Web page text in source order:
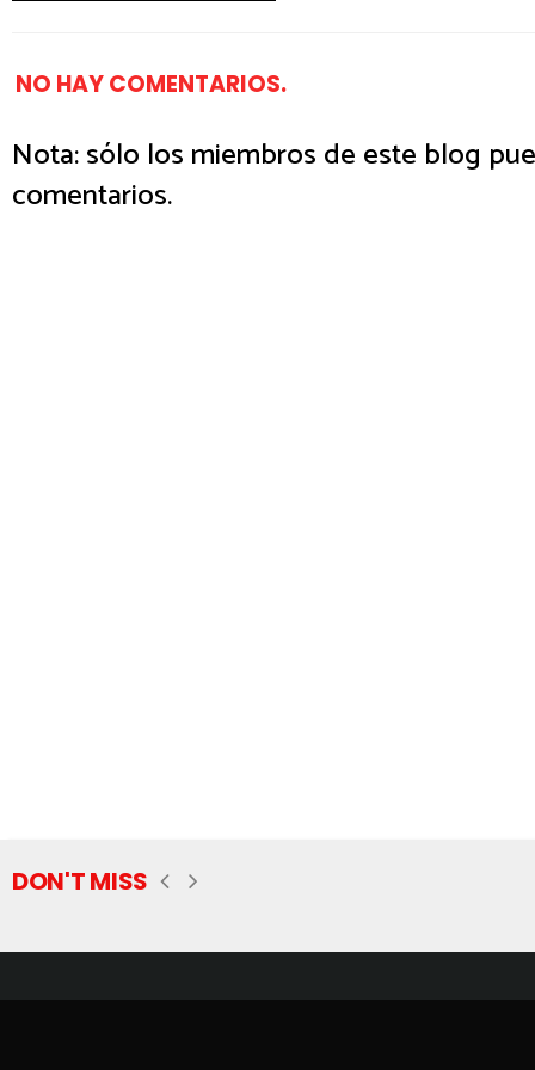
NO HAY COMENTARIOS.
Nota: sólo los miembros de este blog
comentarios.
DON'T MISS